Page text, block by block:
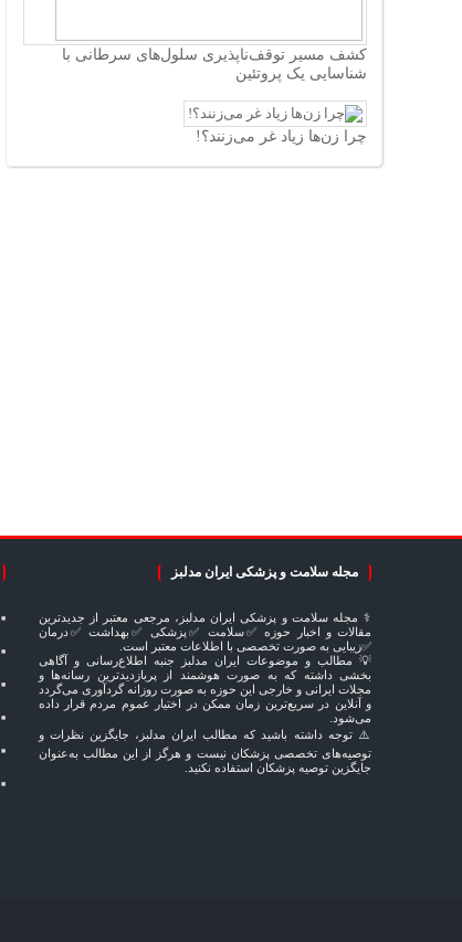
کشف مسیر توقف‌ناپذیری سلول‌های سرطانی با
شناسایی یک پروتئین
چرا زن‌ها زیاد غر می‌زنند؟!
مجله سلامت و پزشکی ایران مدلبز
⚕️ مجله سلامت و پزشکی ایران مدلبز، مرجعی معتبر از جدیدترین
مقالات و اخبار حوزه ✅سلامت ✅پزشکی ✅بهداشت ✅درمان
✅زیبایی به صورت تخصصی با اطلاعات معتبر است.
💡 مطالب و موضوعات ایران مدلبز جنبه اطلاع‌رسانی و آگاهی
بخشی داشته که به صورت هوشمند از پربازدیدترین رسانه‌ها و
مجلات ایرانی و خارجی این حوزه به صورت روزانه گردآوری می‌گردد
و آنلاین در سریع‌ترین زمان ممکن در اختیار عموم مردم قرار داده
می‌شود.
⚠️ توجه داشته باشید که مطالب ایران مدلبز، جایگزین نظرات و
توصیه‌های تخصصی پزشکان نیست و هرگز از این مطالب به‌عنوان
جایگزین توصیه پزشکان استفاده نکنید.